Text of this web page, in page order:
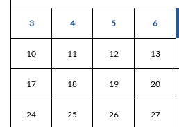
3 4 5 6
10 11 12 13
17 18 19 20
24 25 26 27